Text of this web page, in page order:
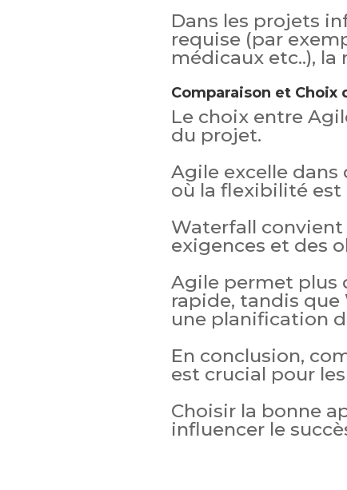
Dans les projets
requise (par
médicaux etc..), la
Comparaison et Choix
Le choix entre
du projet.
Agile excelle
où la flexibilité est
Waterfall convient
exigences et des
Agile permet plus
rapide, tandis
une planification
En conclusion,
est crucial pour
Choisir la bonne
influencer le